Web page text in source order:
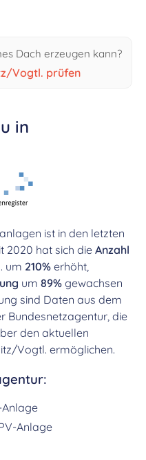
Dach erzeugen kann?
Vogtl. prüfen
in
ist in den letzten
2020 hat sich die Anzahl
um 210% erhöht,
um 89% gewachsen
sind Daten aus dem
Bundesnetzagentur, die
den aktuellen
Vogtl. ermöglichen.
Anlage